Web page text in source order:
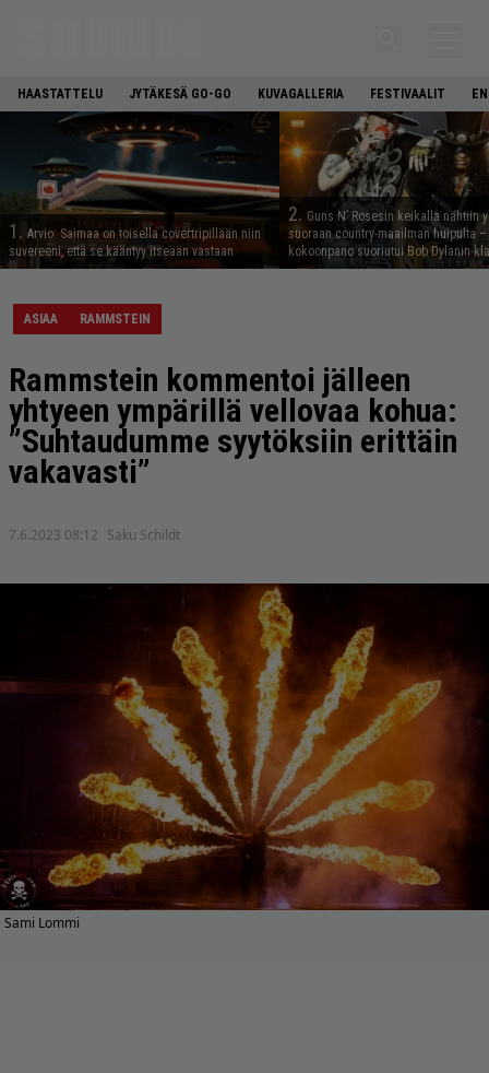
HAASTATTELU JYTÄKESÄ GO-GO KUVAGALLERIA FESTIVAALIT
1. Arvio: Saimaa on toisella covertripillään niin
suvereeni, että se kääntyy itseään vastaan
2. Guns N’ Rosesin keikalla nähtiin
suoraan country-maailman huipulta
kokoonpano suoriutui Bob Dylanin
ASIAA RAMMSTEIN
Rammstein kommentoi jälleen
yhtyeen ympärillä vellovaa kohua:
”Suhtaudumme syytöksiin erittäin
vakavasti”
7.6.2023 08:12 Saku Schildt
Sami Lommi